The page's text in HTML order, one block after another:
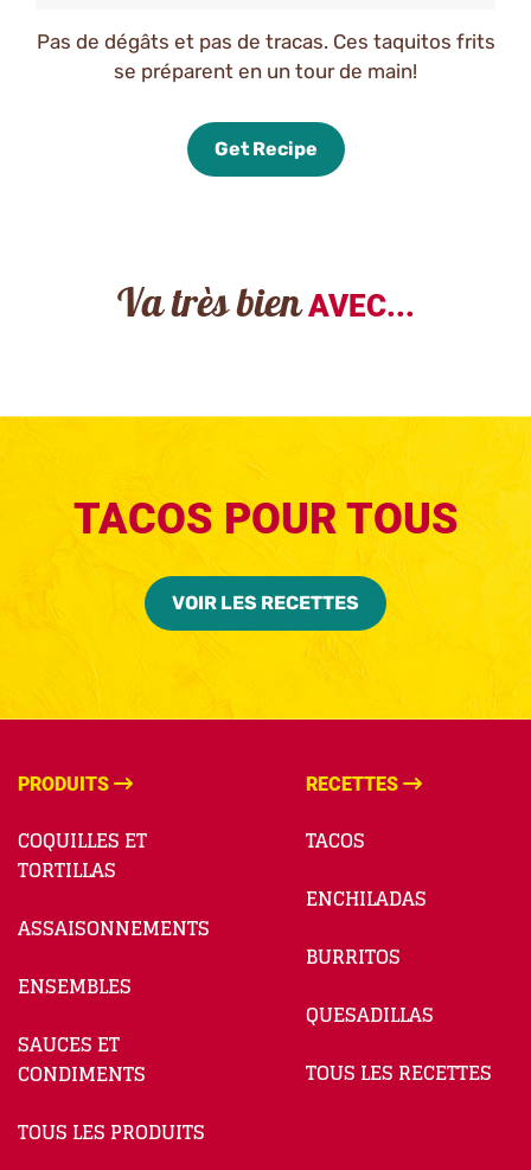
Pas de dégâts et pas de tracas. Ces taquitos frits
se préparent en un tour de main!
Get Recipe
Va très bien AVEC...
TACOS POUR TOUS
VOIR LES RECETTES
PRODUITS
COQUILLES ET
TORTILLAS
ASSAISONNEMENTS
ENSEMBLES
SAUCES ET
CONDIMENTS
TOUS LES PRODUITS
RECETTES
TACOS
ENCHILADAS
BURRITOS
QUESADILLAS
TOUS LES RECETTES